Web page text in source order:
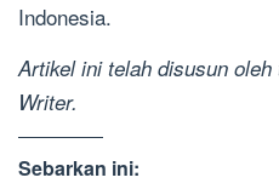
Indonesia.
Artikel ini telah disusun
Writer.
Sebarkan ini: